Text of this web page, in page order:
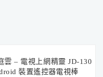
雲 – 電視上網精靈 JD-130
裝置遙控器電視棒